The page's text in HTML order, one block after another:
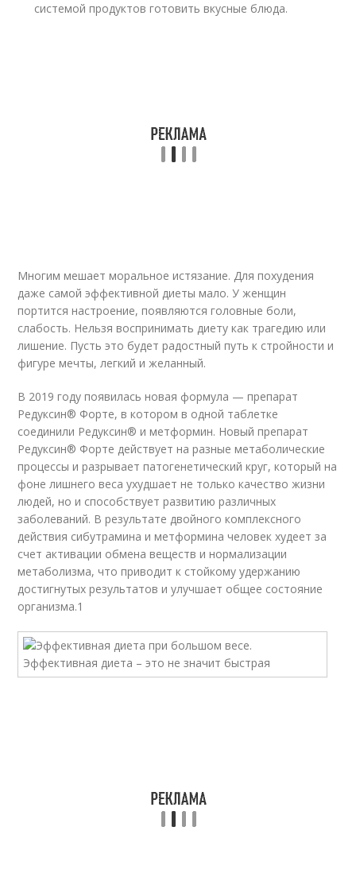
системой продуктов готовить вкусные блюда.
Многим мешает моральное истязание. Для похудения
даже самой эффективной диеты мало. У женщин
портится настроение, появляются головные боли,
слабость. Нельзя воспринимать диету как трагедию или
лишение. Пусть это будет радостный путь к стройности и
фигуре мечты, легкий и желанный.
В 2019 году появилась новая формула — препарат
Редуксин® Форте, в котором в одной таблетке
соединили Редуксин® и метформин. Новый препарат
Редуксин® Форте действует на разные метаболические
процессы и разрывает патогенетический круг, который на
фоне лишнего веса ухудшает не только качество жизни
людей, но и способствует развитию различных
заболеваний. В результате двойного комплексного
действия сибутрамина и метформина человек худеет за
счет активации обмена веществ и нормализации
метаболизма, что приводит к стойкому удержанию
достигнутых результатов и улучшает общее состояние
организма.1